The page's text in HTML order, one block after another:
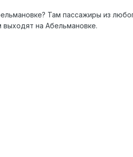
Там пассажиры из
на Абельмановке.